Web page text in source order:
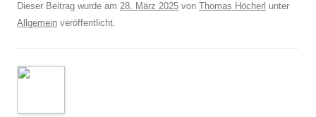
Dieser Beitrag wurde am 28. März 2025 von Thomas Höcherl unter
Allgemein veröffentlicht.